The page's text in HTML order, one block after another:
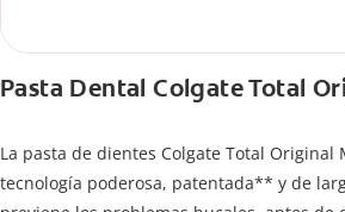
Pasta Dental Colgate Total
La pasta de dientes Colgate Total Original
tecnología poderosa, patentada** y de